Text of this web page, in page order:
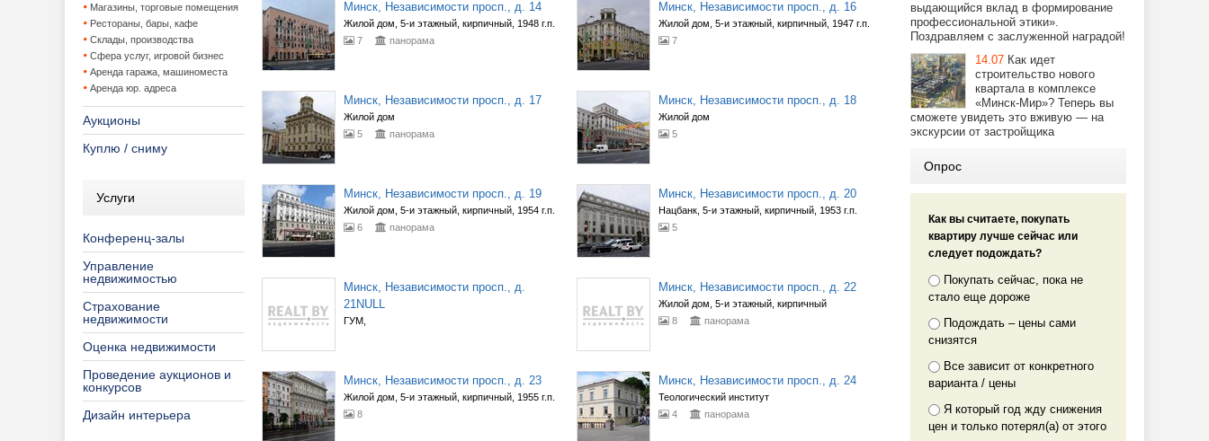
Магазины, торговые помещения
Рестораны, бары, кафе
Склады, производства
Сфера услуг, игровой бизнес
Аренда гаража, машиноместа
Аренда юр. адреса
Аукционы
Куплю / сниму
Услуги
Конференц-залы
Управление
недвижимостью
Страхование
недвижимости
Оценка недвижимости
Проведение аукционов и
конкурсов
Дизайн интерьера
Минск, Независимости просп., д. 14
Жилой дом, 5-и этажный, кирпичный, 1948 г.п.
7
панорама
Минск, Независимости просп., д. 16
Жилой дом, 5-и этажный, кирпичный, 1947 г.п.
7
Минск, Независимости просп., д. 17
Жилой дом
5
панорама
Минск, Независимости просп., д. 18
Жилой дом
5
Минск, Независимости просп., д. 19
Жилой дом, 5-и этажный, кирпичный, 1954 г.п.
6
панорама
Минск, Независимости просп., д. 20
Нацбанк, 5-и этажный, кирпичный, 1953 г.п.
5
Минск, Независимости просп., д.
21NULL
ГУМ,
Минск, Независимости просп., д. 22
Жилой дом, 5-и этажный, кирпичный
8
панорама
Минск, Независимости просп., д. 23
Жилой дом, 5-и этажный, кирпичный, 1955 г.п.
8
Минск, Независимости просп., д. 24
Теологический институт
4
панорама
выдающийся вклад в формирование
профессиональной этики».
Поздравляем с заслуженной наградой!
14.07 Как идет
строительство нового
квартала в комплексе
«Минск-Мир»? Теперь вы
сможете увидеть это вживую — на
экскурсии от застройщика
Опрос
Как вы считаете, покупать
квартиру лучше сейчас или
следует подождать?
Покупать сейчас, пока не
стало еще дороже
Подождать – цены сами
снизятся
Все зависит от конкретного
варианта / цены
Я который год жду снижения
цен и только потерял(а) от этого